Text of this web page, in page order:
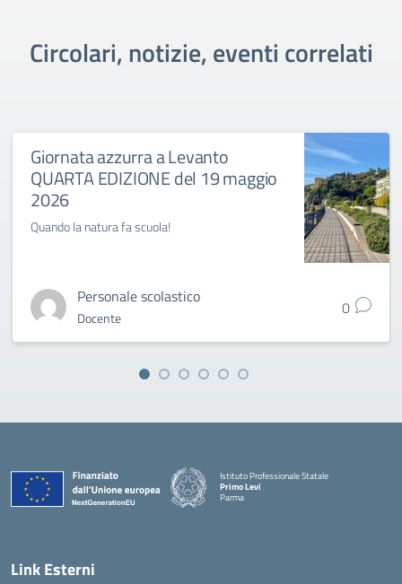
Circolari, notizie, eventi correlati
Giornata azzurra a Levanto
QUARTA EDIZIONE del 19 maggio
2026
Quando la natura fa scuola!
Personale scolastico
Docente 0
Istituto Professionale Statale
Primo Levi
Parma
Link Esterni